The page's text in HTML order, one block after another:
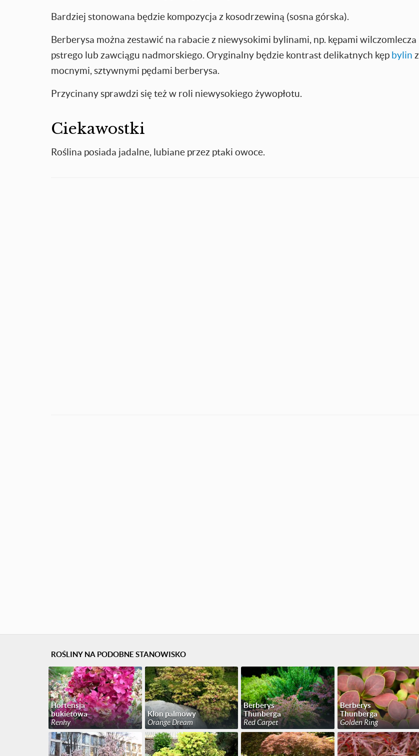
Bardziej stonowana będzie kompozycja z kosodrzewiną (sosna górska).
Berberysa można zestawić na rabacie z niewysokimi bylinami, np. kępami wilczomlecza
pstrego lub zawciągu nadmorskiego. Oryginalny będzie kontrast delikatnych kęp bylin z
mocnymi, sztywnymi pędami berberysa.
Przycinany sprawdzi się też w roli niewysokiego żywopłotu.
Ciekawostki
Roślina posiada jadalne, lubiane przez ptaki owoce.
ROŚLINY NA PODOBNE STANOWISKO
Hortensja
bukietowa
Renhy
Klon palmowy
Orange Dream
Berberys
Thunberga
Red Carpet
Berberys
Thunberga
Golden Ring